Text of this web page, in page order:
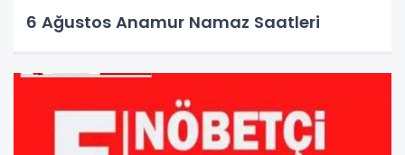
6 Ağustos Anamur Namaz Saatleri